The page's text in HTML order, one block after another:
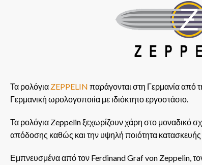
Τα ρολόγια ZEPPELIN παράγονται στη Γερμανία από
Γερμανική ωρολογοποιία με ιδιόκτητο εργοστάσιο.
Τα ρολόγια Zeppelin ξεχωρίζουν χάρη στο μοναδικό
απόδοσης καθώς και την υψηλή ποιότητα
Εμπνευσμένα από τον Ferdinand Graf von Zeppelin,